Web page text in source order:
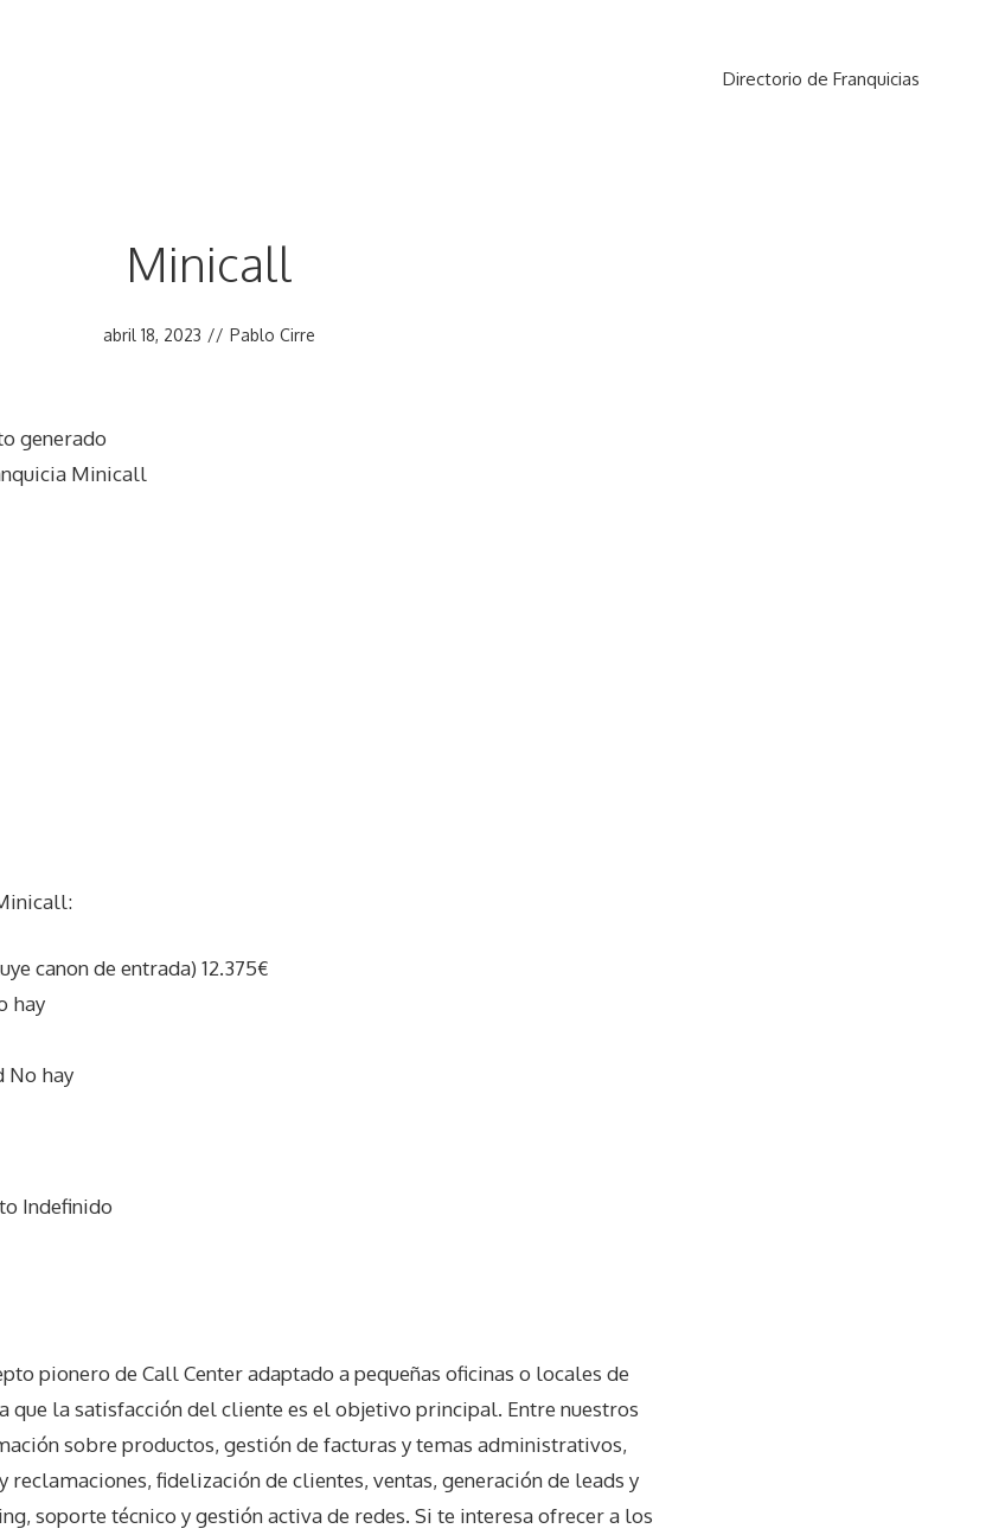
Directorio de Franquicias
Minicall
abril 18, 2023 // Pablo Cirre
generado
Minicall
canon de entrada) 12.375€
hay
No hay
Indefinido
pionero de Call Center adaptado a pequeñas oficinas o locales de
que la satisfacción del cliente es el objetivo principal. Entre nuestros
sobre productos, gestión de facturas y temas administrativos,
reclamaciones, fidelización de clientes, ventas, generación de leads y
soporte técnico y gestión activa de redes. Si te interesa ofrecer a los